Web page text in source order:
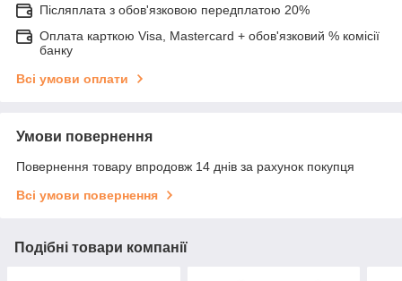
Післяплата з обов'язковою передплатою 20%
Оплата карткою Visa, Mastercard + обов'язковий % комісії
банку
Всі умови оплати
Умови повернення
Повернення товару впродовж 14 днів за рахунок покупця
Всі умови повернення
Подібні товари компанії